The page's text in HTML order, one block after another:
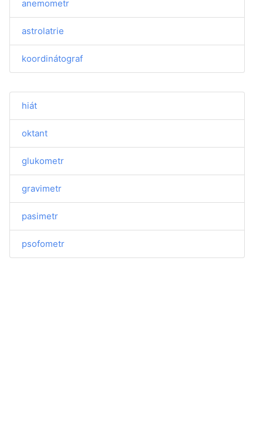
anemometr
astrolatrie
koordinátograf
hiát
oktant
glukometr
gravimetr
pasimetr
psofometr